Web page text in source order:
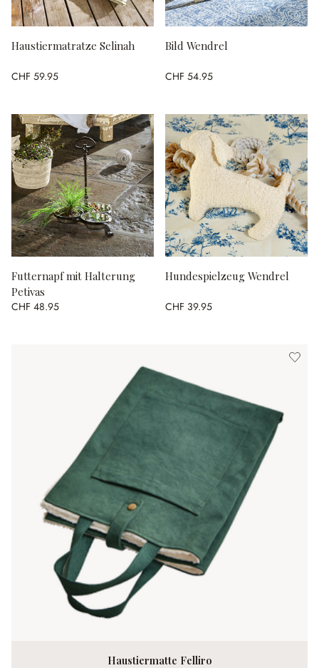
Haustiermatratze Selinah
CHF 59.95
Bild Wendrel
CHF 54.95
Futternapf mit Halterung
Petivas
CHF 48.95
Haustiermatte Felliro
Hundespielzeug Wendrel
CHF 39.95